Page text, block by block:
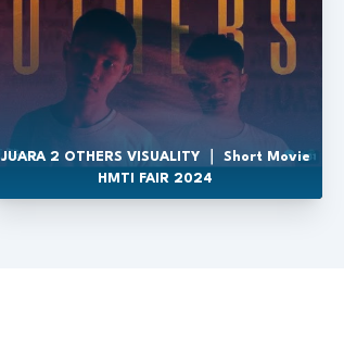
JUARA 2 OTHERS VISUALITY ｜ Short Movie
HMTI FAIR 2024